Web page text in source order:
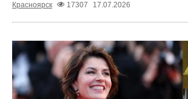
Красноярск
17307 17.07.2026